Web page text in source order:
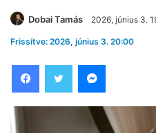
Dobai Tamás 2026, június 3.
Frissítve: 2026, június 3. 20:00